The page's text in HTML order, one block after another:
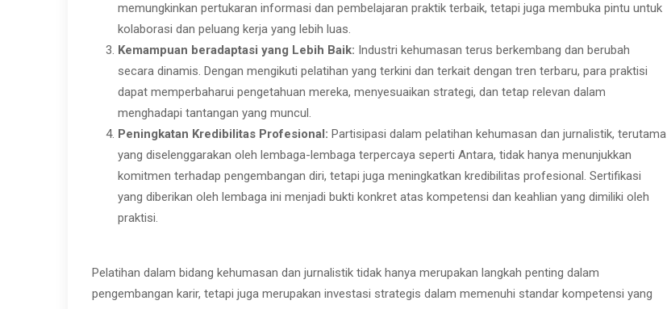
memungkinkan pertukaran informasi dan pembelajaran praktik terbaik, tetapi juga membuka pintu untuk
kolaborasi dan peluang kerja yang lebih luas.
Kemampuan beradaptasi yang Lebih Baik: Industri kehumasan terus berkembang dan berubah
secara dinamis. Dengan mengikuti pelatihan yang terkini dan terkait dengan tren terbaru, para praktisi
dapat memperbaharui pengetahuan mereka, menyesuaikan strategi, dan tetap relevan dalam
menghadapi tantangan yang muncul.
Peningkatan Kredibilitas Profesional: Partisipasi dalam pelatihan kehumasan dan jurnalistik, terutama
yang diselenggarakan oleh lembaga-lembaga terpercaya seperti Antara, tidak hanya menunjukkan
komitmen terhadap pengembangan diri, tetapi juga meningkatkan kredibilitas profesional. Sertifikasi
yang diberikan oleh lembaga ini menjadi bukti konkret atas kompetensi dan keahlian yang dimiliki oleh
praktisi.
Pelatihan dalam bidang kehumasan dan jurnalistik tidak hanya merupakan langkah penting dalam
pengembangan karir, tetapi juga merupakan investasi strategis dalam memenuhi standar kompetensi yang